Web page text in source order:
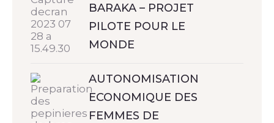
BARAKA – PROJET
PILOTE POUR LE
MONDE
AUTONOMISATION
ECONOMIQUE DES
FEMMES DE